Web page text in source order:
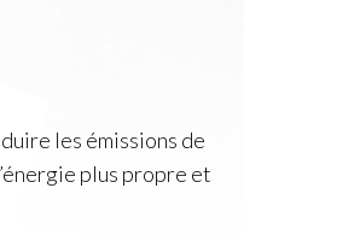
les émissions de
plus propre et